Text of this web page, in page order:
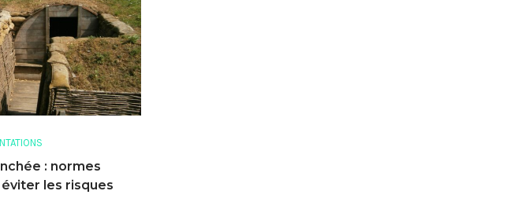
: normes
les risques